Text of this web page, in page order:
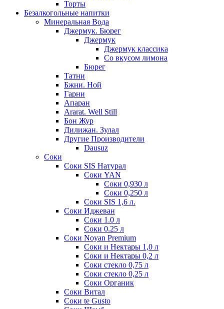
Торты
Безалкогольные напитки
Минеральная Вода
Джермук. Бюрег
Джермук
Джермук классика
Со вкусом лимона
Бюрег
Татни
Бжни. Ной
Гарни
Апаран
Ararat. Well Still
Бон Жур
Дилижан. Зулал
Другие Производители
Dausuz
Соки
Соки SIS Натурал
Соки YAN
Соки 0,930 л
Соки 0,250 л
Соки SIS 1,6 л.
Соки Иджеван
Соки 1.0 л
Соки 0.25 л
Соки Noyan Premium
Соки и Нектары 1,0 л
Соки и Нектары 0,2 л
Соки стекло 0,75 л
Соки стекло 0,25 л
Соки Органик
Соки Витал
Соки te Gusto